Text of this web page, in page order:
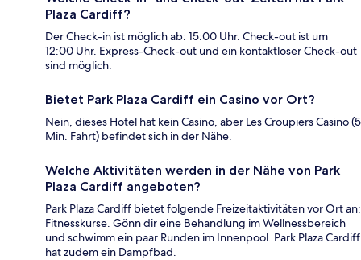
Plaza Cardiff?
Der Check-in ist möglich ab: 15:00 Uhr. Check-out ist um
12:00 Uhr. Express-Check-out und ein kontaktloser Check-out
sind möglich.
Bietet Park Plaza Cardiff ein Casino vor Ort?
Nein, dieses Hotel hat kein Casino, aber Les Croupiers Casino (5
Min. Fahrt) befindet sich in der Nähe.
Welche Aktivitäten werden in der Nähe von Park
Plaza Cardiff angeboten?
Park Plaza Cardiff bietet folgende Freizeitaktivitäten vor Ort an:
Fitnesskurse. Gönn dir eine Behandlung im Wellnessbereich
und schwimm ein paar Runden im Innenpool. Park Plaza Cardiff
hat zudem ein Dampfbad.